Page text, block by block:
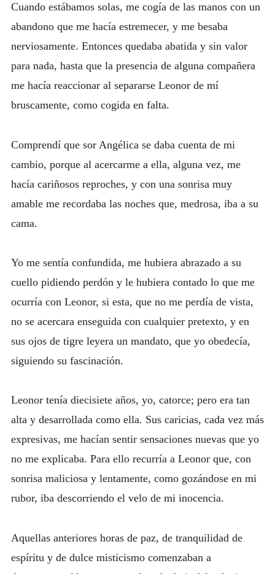
Cuando estábamos solas, me cogía de las manos con un
abandono que me hacía estremecer, y me besaba
nerviosamente. Entonces quedaba abatida y sin valor
para nada, hasta que la presencia de alguna compañera
me hacía reaccionar al separarse Leonor de mí
bruscamente, como cogida en falta.
Comprendí que sor Angélica se daba cuenta de mi
cambio, porque al acercarme a ella, alguna vez, me
hacía cariñosos reproches, y con una sonrisa muy
amable me recordaba las noches que, medrosa, iba a su
cama.
Yo me sentía confundida, me hubiera abrazado a su
cuello pidiendo perdón y le hubiera contado lo que me
ocurría con Leonor, si esta, que no me perdía de vista,
no se acercara enseguida con cualquier pretexto, y en
sus ojos de tigre leyera un mandato, que yo obedecía,
siguiendo su fascinación.
Leonor tenía diecisiete años, yo, catorce; pero era tan
alta y desarrollada como ella. Sus caricias, cada vez más
expresivas, me hacían sentir sensaciones nuevas que yo
no me explicaba. Para ello recurría a Leonor que, con
sonrisa maliciosa y lentamente, como gozándose en mi
rubor, iba descorriendo el velo de mi inocencia.
Aquellas anteriores horas de paz, de tranquilidad de
espíritu y de dulce misticismo comenzaban a